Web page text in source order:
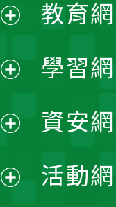
選
單
開
選
單
開
選
單
開
選
開
教育
學習
資安
活動